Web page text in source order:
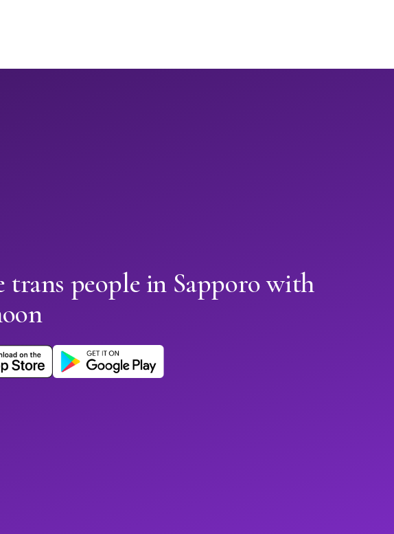
trans people in Sapporo with